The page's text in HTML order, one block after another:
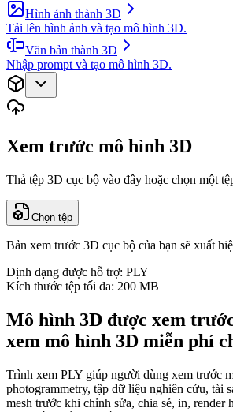
Hình ảnh thành 3D
Tải lên hình ảnh và tạo mô hình 3D.
Văn bản thành 3D
Nhập prompt và tạo mô hình 3D.
Xem trước mô hình 3D
Thả tệp 3D cục bộ vào đây hoặc chọn một
Chọn tệp
Bản xem trước 3D cục bộ của bạn sẽ xuất
Định dạng được hỗ trợ: PLY
Kích thước tệp tối đa: 200 MB
Mô hình 3D được xem
xem mô hình 3D miễn phí
Trình xem PLY giúp người dùng xem trước
photogrammetry, tập dữ liệu nghiên cứu, tài
mesh trước khi chỉnh sửa, chia sẻ, in, render